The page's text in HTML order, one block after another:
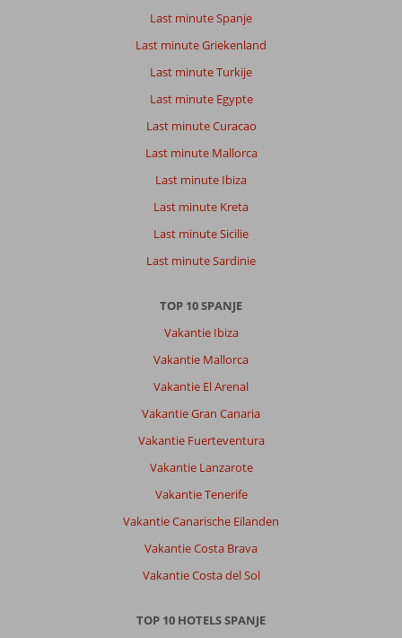
Last minute Spanje
Last minute Griekenland
Last minute Turkije
Last minute Egypte
Last minute Curacao
Last minute Mallorca
Last minute Ibiza
Last minute Kreta
Last minute Sicilie
Last minute Sardinie
TOP 10 SPANJE
Vakantie Ibiza
Vakantie Mallorca
Vakantie El Arenal
Vakantie Gran Canaria
Vakantie Fuerteventura
Vakantie Lanzarote
Vakantie Tenerife
Vakantie Canarische Eilanden
Vakantie Costa Brava
Vakantie Costa del Sol
TOP 10 HOTELS SPANJE